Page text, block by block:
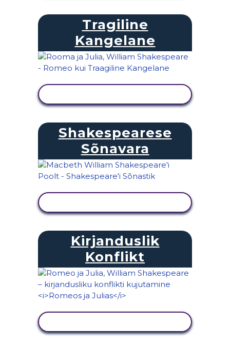
Tragiline
Kangelane
Shakespearese
Sõnavara
Kirjanduslik
Konflikt